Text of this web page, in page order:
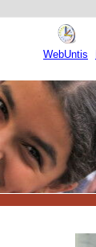
WebUntis